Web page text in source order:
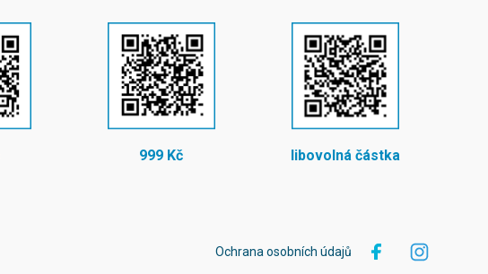
999 Kč libovolná částka
Ochrana osobních údajů